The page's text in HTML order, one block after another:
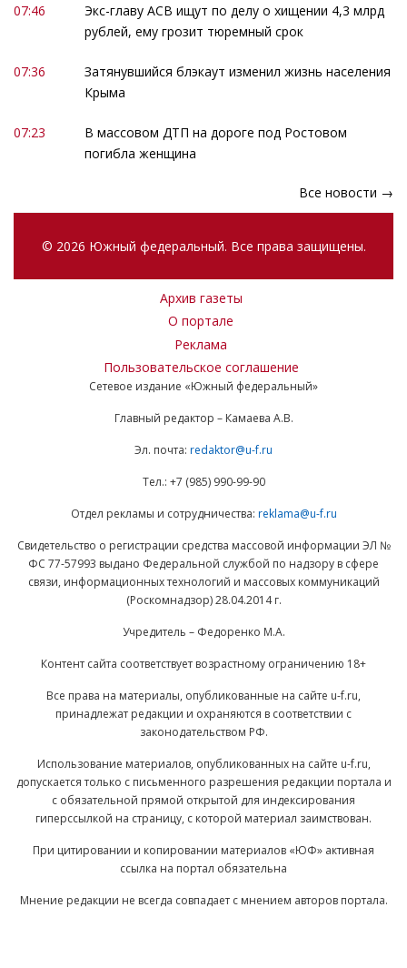
07:46
Экс-главу АСВ ищут по делу о хищении 4,3 млрд
рублей, ему грозит тюремный срок
07:36
Затянувшийся блэкаут изменил жизнь населения
Крыма
07:23
В массовом ДТП на дороге под Ростовом
погибла женщина
Все новости →
© 2026 Южный федеральный. Все права защищены.
Архив газеты
О портале
Реклама
Пользовательское соглашение
Сетевое издание «Южный федеральный»
Главный редактор – Камаева А.В.
Эл. почта: redaktor@u-f.ru
Тел.: +7 (985) 990-99-90
Отдел рекламы и сотрудничества: reklama@u-f.ru
Свидетельство о регистрации средства массовой информации ЭЛ №
ФС 77-57993 выдано Федеральной службой по надзору в сфере
связи, информационных технологий и массовых коммуникаций
(Роскомнадзор) 28.04.2014 г.
Учредитель – Федоренко М.А.
Контент сайта соответствует возрастному ограничению 18+
Все права на материалы, опубликованные на сайте u-f.ru,
принадлежат редакции и охраняются в соответствии с
законодательством РФ.
Использование материалов, опубликованных на сайте u-f.ru,
допускается только с письменного разрешения редакции портала и
с обязательной прямой открытой для индексирования
гиперссылкой на страницу, с которой материал заимствован.
При цитировании и копировании материалов «ЮФ» активная
ссылка на портал обязательна
Мнение редакции не всегда совпадает с мнением авторов портала.